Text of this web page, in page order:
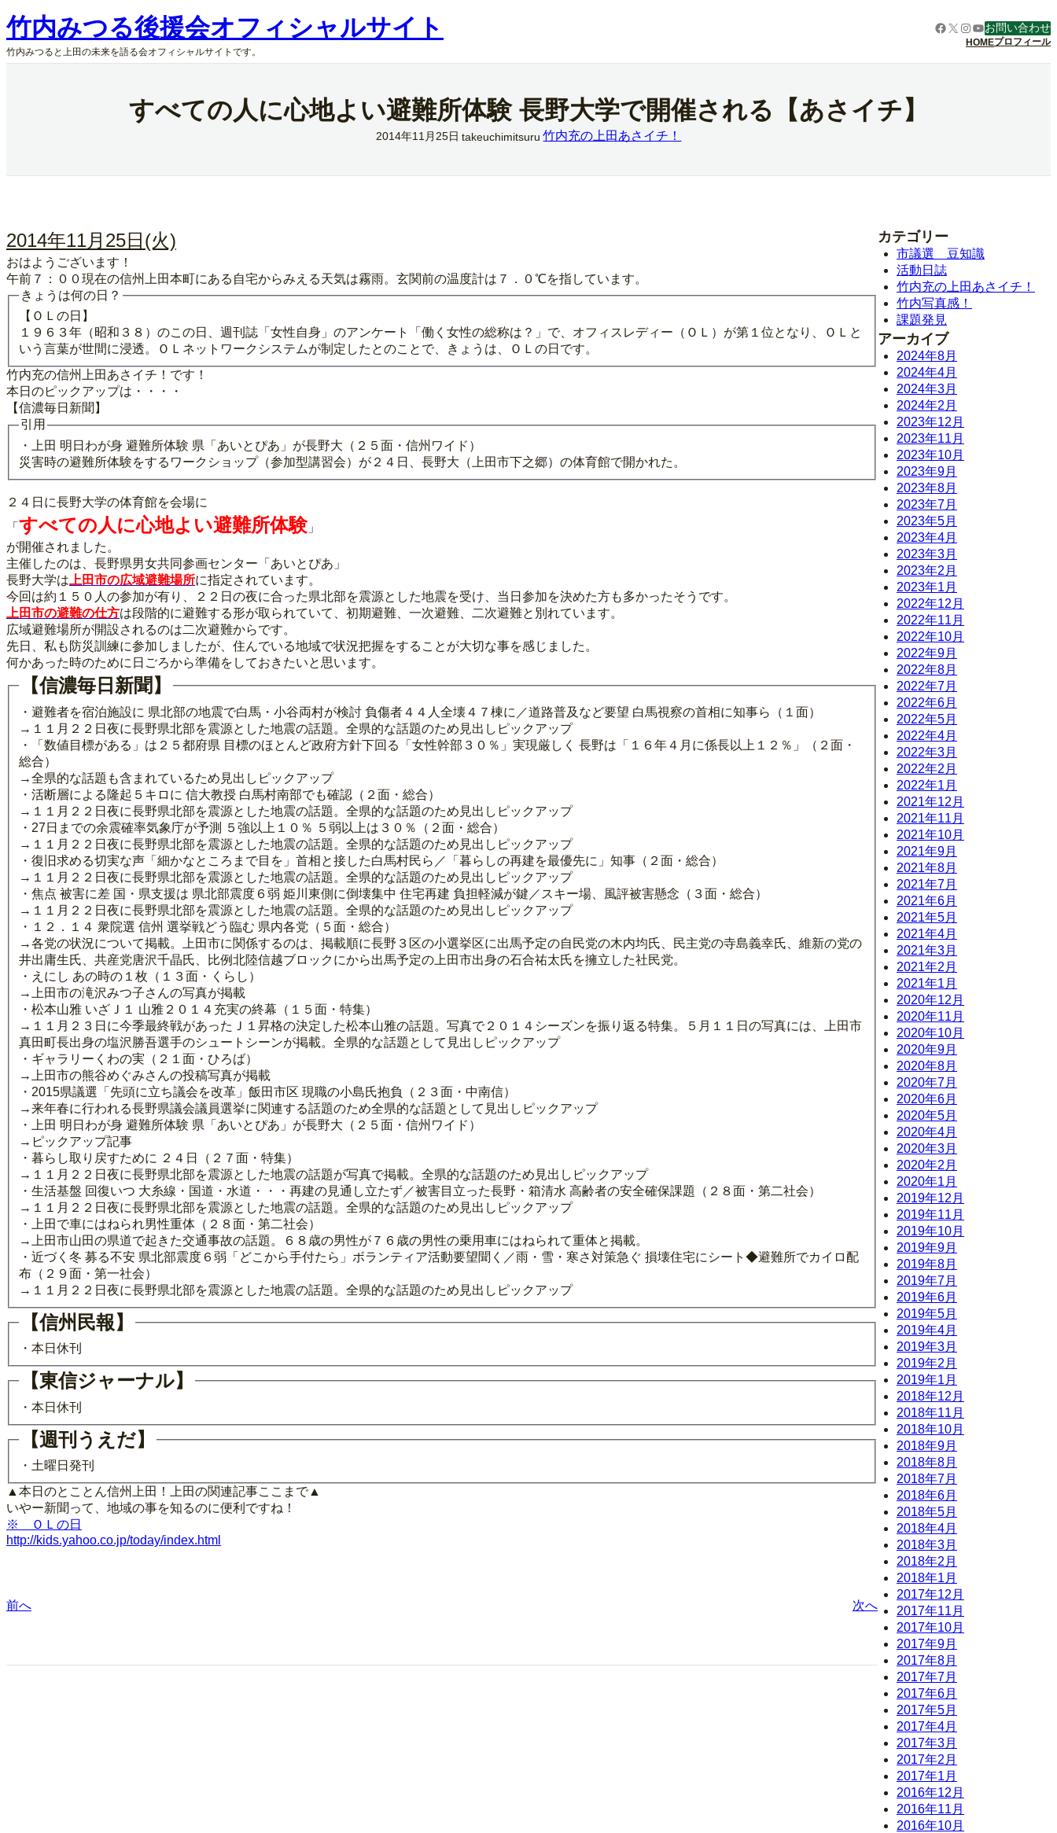
内
容
を
ス
竹内みつる後援会オフィシャルサイト
竹内みつると上田の未来を語る会オフィシャルサイトです。
Facebook
X Instagram
YouTube
お問い合わせ
HOMEプロフィール
すべての人に心地よい避難所体験 長野大学で開催される【あさイチ】
2014年11月25日 takeuchimitsuru 竹内充の上田あさイチ！
2014年11月25日(火)
おはようございます！
午前７：００現在の信州上田本町にある自宅からみえる天気は霧雨。玄関前の温度計は７．０℃を指しています。
きょうは何の日？
【ＯＬの日】
１９６３年（昭和３８）のこの日、週刊誌「女性自身」のアンケート「働く女性の総称は？」で、オフィスレディー（ＯＬ）が第１位となり、ＯＬと
いう言葉が世間に浸透。ＯＬネットワークシステムが制定したとのことで、きょうは、ＯＬの日です。
竹内充の信州上田あさイチ！です！
本日のピックアップは・・・・
【信濃毎日新聞】
引用
・上田 明日わが身 避難所体験 県「あいとぴあ」が長野大（２５面・信州ワイド）
災害時の避難所体験をするワークショップ（参加型講習会）が２４日、長野大（上田市下之郷）の体育館で開かれた。
２４日に長野大学の体育館を会場に
「 すべての人に心地よい避難所体験 」
が開催されました。
主催したのは、長野県男女共同参画センター「あいとぴあ」
長野大学は 上田市の広域避難場所に指定されています。
今回は約１５０人の参加が有り、２２日の夜に合った県北部を震源とした地震を受け、当日参加を決めた方も多かったそうです。
上田市の避難の仕方は段階的に避難する形が取られていて、初期避難、一次避難、二次避難と別れています。
広域避難場所が開設されるのは二次避難からです。
先日、私も防災訓練に参加しましたが、住んでいる地域で状況把握をすることが大切な事を感じました。
何かあった時のために日ごろから準備をしておきたいと思います。
【信濃毎日新聞】
・避難者を宿泊施設に 県北部の地震で白馬・小谷両村が検討 負傷者４４人全壊４７棟に／道路普及など要望 白馬視察の首相に知事ら（１面）
→１１月２２日夜に長野県北部を震源とした地震の話題。全県的な話題のため見出しピックアップ
・「数値目標がある」は２５都府県 目標のほとんど政府方針下回る「女性幹部３０％」実現厳しく 長野は「１６年４月に係長以上１２％」（２面・
総合）
→全県的な話題も含まれているため見出しピックアップ
・活断層による隆起５キロに 信大教授 白馬村南部でも確認（２面・総合）
→１１月２２日夜に長野県北部を震源とした地震の話題。全県的な話題のため見出しピックアップ
・27日までの余震確率気象庁が予測 ５強以上１０％ ５弱以上は３０％（２面・総合）
→１１月２２日夜に長野県北部を震源とした地震の話題。全県的な話題のため見出しピックアップ
・復旧求める切実な声「細かなところまで目を」首相と接した白馬村民ら／「暮らしの再建を最優先に」知事（２面・総合）
→１１月２２日夜に長野県北部を震源とした地震の話題。全県的な話題のため見出しピックアップ
・焦点 被害に差 国・県支援は 県北部震度６弱 姫川東側に倒壊集中 住宅再建 負担軽減が鍵／スキー場、風評被害懸念（３面・総合）
→１１月２２日夜に長野県北部を震源とした地震の話題。全県的な話題のため見出しピックアップ
・１２．１４ 衆院選 信州 選挙戦どう臨む 県内各党（５面・総合）
→各党の状況について掲載。上田市に関係するのは、掲載順に長野３区の小選挙区に出馬予定の自民党の木内均氏、民主党の寺島義幸氏、維新の党の
井出庸生氏、共産党唐沢千晶氏、比例北陸信越ブロックにから出馬予定の上田市出身の石合祐太氏を擁立した社民党。
・えにし あの時の１枚（１３面・くらし）
→上田市の滝沢みつ子さんの写真が掲載
・松本山雅 いざＪ１ 山雅２０１４充実の終幕（１５面・特集）
→１１月２３日に今季最終戦があったＪ１昇格の決定した松本山雅の話題。写真で２０１４シーズンを振り返る特集。５月１１日の写真には、上田市
真田町長出身の塩沢勝吾選手のシュートシーンが掲載。全県的な話題として見出しピックアップ
・ギャラリーくわの実（２１面・ひろば）
→上田市の熊谷めぐみさんの投稿写真が掲載
・2015県議選「先頭に立ち議会を改革」飯田市区 現職の小島氏抱負（２３面・中南信）
→来年春に行われる長野県議会議員選挙に関連する話題のため全県的な話題として見出しピックアップ
・上田 明日わが身 避難所体験 県「あいとぴあ」が長野大（２５面・信州ワイド）
→ピックアップ記事
・暮らし取り戻すために ２４日（２７面・特集）
→１１月２２日夜に長野県北部を震源とした地震の話題が写真で掲載。全県的な話題のため見出しピックアップ
・生活基盤 回復いつ 大糸線・国道・水道・・・再建の見通し立たず／被害目立った長野・箱清水 高齢者の安全確保課題（２８面・第二社会）
→１１月２２日夜に長野県北部を震源とした地震の話題。全県的な話題のため見出しピックアップ
・上田で車にはねられ男性重体（２８面・第二社会）
→上田市山田の県道で起きた交通事故の話題。６８歳の男性が７６歳の男性の乗用車にはねられて重体と掲載。
・近づく冬 募る不安 県北部震度６弱「どこから手付たら」ボランティア活動要望聞く／雨・雪・寒さ対策急ぐ 損壊住宅にシート◆避難所でカイロ配
布（２９面・第一社会）
→１１月２２日夜に長野県北部を震源とした地震の話題。全県的な話題のため見出しピックアップ
【信州民報】
・本日休刊
【東信ジャーナル】
・本日休刊
【週刊うえだ】
・土曜日発刊
▲本日のとことん信州上田！上田の関連記事ここまで▲
いやー新聞って、地域の事を知るのに便利ですね！
※ ＯＬの日
http://kids.yahoo.co.jp/today/index.html
前へ 次へ
カテゴリー
市議選 豆知識
活動日誌
竹内充の上田あさイチ！
竹内写真感！
課題発見
アーカイブ
2024年8月
2024年4月
2024年3月
2024年2月
2023年12月
2023年11月
2023年10月
2023年9月
2023年8月
2023年7月
2023年5月
2023年4月
2023年3月
2023年2月
2023年1月
2022年12月
2022年11月
2022年10月
2022年9月
2022年8月
2022年7月
2022年6月
2022年5月
2022年4月
2022年3月
2022年2月
2022年1月
2021年12月
2021年11月
2021年10月
2021年9月
2021年8月
2021年7月
2021年6月
2021年5月
2021年4月
2021年3月
2021年2月
2021年1月
2020年12月
2020年11月
2020年10月
2020年9月
2020年8月
2020年7月
2020年6月
2020年5月
2020年4月
2020年3月
2020年2月
2020年1月
2019年12月
2019年11月
2019年10月
2019年9月
2019年8月
2019年7月
2019年6月
2019年5月
2019年4月
2019年3月
2019年2月
2019年1月
2018年12月
2018年11月
2018年10月
2018年9月
2018年8月
2018年7月
2018年6月
2018年5月
2018年4月
2018年3月
2018年2月
2018年1月
2017年12月
2017年11月
2017年10月
2017年9月
2017年8月
2017年7月
2017年6月
2017年5月
2017年4月
2017年3月
2017年2月
2017年1月
2016年12月
2016年11月
2016年10月